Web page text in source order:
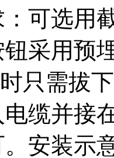
选用截
用预埋
只需拔
缆并接
安装示